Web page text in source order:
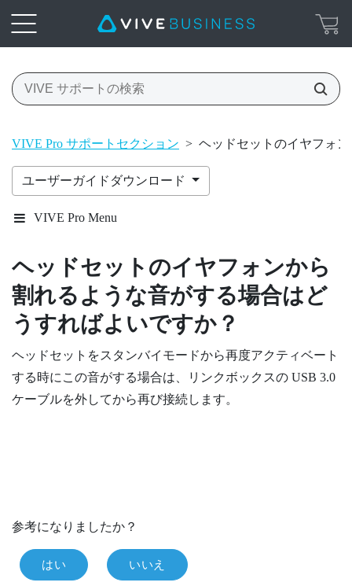
VIVE Pro サポートセクション > ヘッドセットのイヤフォ
ユーザーガイドダウンロード
VIVE Pro Menu
ヘッドセットのイヤフォンから
割れるような音がする場合はど
うすればよいですか？
ヘッドセットをスタンバイモードから再度アクティベート
する時にこの音がする場合は、リンクボックスの USB 3.0
ケーブルを外してから再び接続します。
参考になりましたか？
はい いいえ